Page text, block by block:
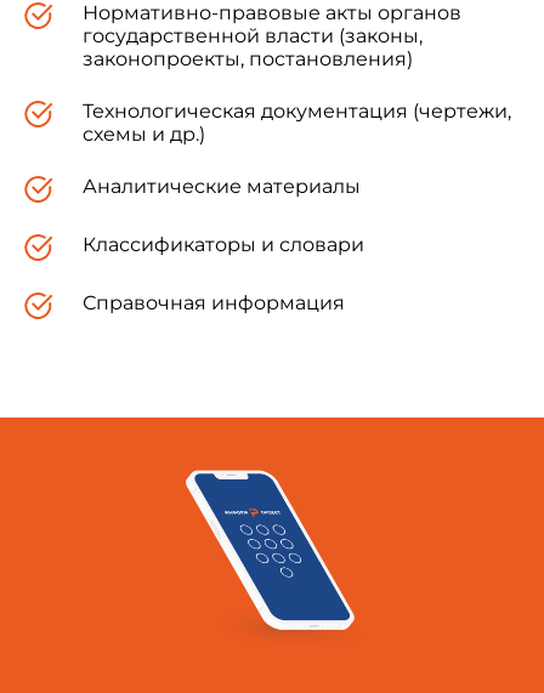
Нормативно-правовые акты органов
государственной власти (законы,
законопроекты, постановления)
Технологическая документация (чертежи,
схемы и др.)
Аналитические материалы
Классификаторы и словари
Справочная информация